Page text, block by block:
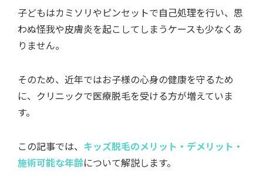
子どもはカミソリやピンセットで自己処理を行い、思
わぬ怪我や皮膚炎を起こしてしまうケースも少なくあ
りません。
そのため、近年ではお子様の心身の健康を守るため
に、クリニックで医療脱毛を受ける方が増えていま
す。
この記事では、 キッズ脱毛のメリット・デメリット・
施術可能な年齢について解説します。